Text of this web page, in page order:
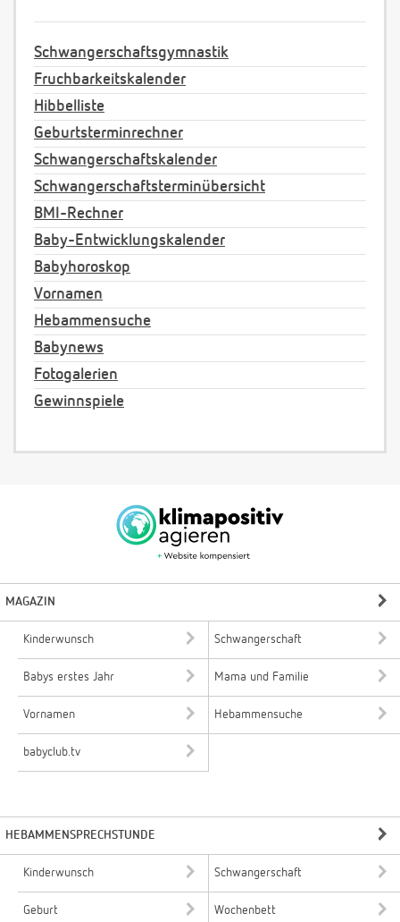
Schwangerschaftsgymnastik
Fruchbarkeitskalender
Hibbelliste
Geburtsterminrechner
Schwangerschaftskalender
Schwangerschaftsterminübersicht
BMI-Rechner
Baby-Entwicklungskalender
Babyhoroskop
Vornamen
Hebammensuche
Babynews
Fotogalerien
Gewinnspiele
MAGAZIN
Kinderwunsch Schwangerschaft
Babys erstes Jahr Mama und Familie
Vornamen Hebammensuche
babyclub.tv
HEBAMMENSPRECHSTUNDE
Kinderwunsch Schwangerschaft
Geburt Wochenbett